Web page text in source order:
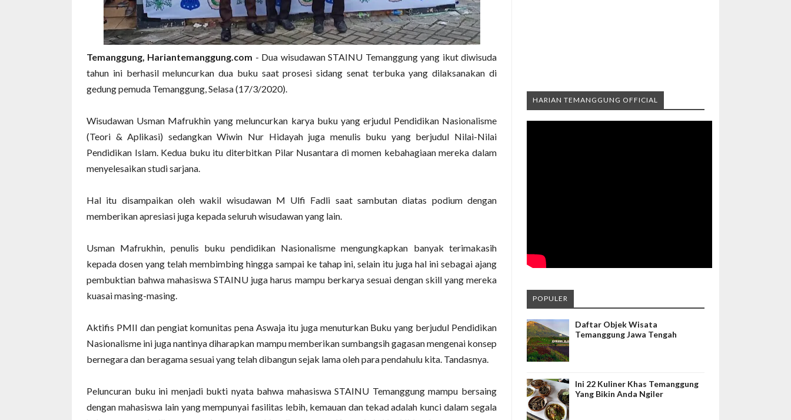
Temanggung, Hariantemanggung.com - Dua wisudawan STAINU Temanggung yang ikut diwisuda
tahun ini berhasil meluncurkan dua buku saat prosesi sidang senat terbuka yang dilaksanakan di
gedung pemuda Temanggung, Selasa (17/3/2020).
Wisudawan Usman Mafrukhin yang meluncurkan karya buku yang erjudul Pendidikan Nasionalisme
(Teori & Aplikasi) sedangkan Wiwin Nur Hidayah juga menulis buku yang berjudul Nilai-Nilai
Pendidikan Islam. Kedua buku itu diterbitkan Pilar Nusantara di momen kebahagiaan mereka dalam
menyelesaikan studi sarjana.
Hal itu disampaikan oleh wakil wisudawan M Ulfi Fadli saat sambutan diatas podium dengan
memberikan apresiasi juga kepada seluruh wisudawan yang lain.
Usman Mafrukhin, penulis buku pendidikan Nasionalisme mengungkapkan banyak terimakasih
kepada dosen yang telah membimbing hingga sampai ke tahap ini, selain itu juga hal ini sebagai ajang
pembuktian bahwa mahasiswa STAINU juga harus mampu berkarya sesuai dengan skill yang mereka
kuasai masing-masing.
Aktifis PMII dan pengiat komunitas pena Aswaja itu juga menuturkan Buku yang berjudul Pendidikan
Nasionalisme ini juga nantinya diharapkan mampu memberikan sumbangsih gagasan mengenai konsep
bernegara dan beragama sesuai yang telah dibangun sejak lama oleh para pendahulu kita. Tandasnya.
Peluncuran buku ini menjadi bukti nyata bahwa mahasiswa STAINU Temanggung mampu bersaing
dengan mahasiswa lain yang mempunyai fasilitas lebih, kemauan dan tekad adalah kunci dalam segala
HARIAN TEMANGGUNG OFFICIAL
POPULER
Daftar Objek Wisata
Temanggung Jawa Tengah
Ini 22 Kuliner Khas Temanggung
Yang Bikin Anda Ngiler